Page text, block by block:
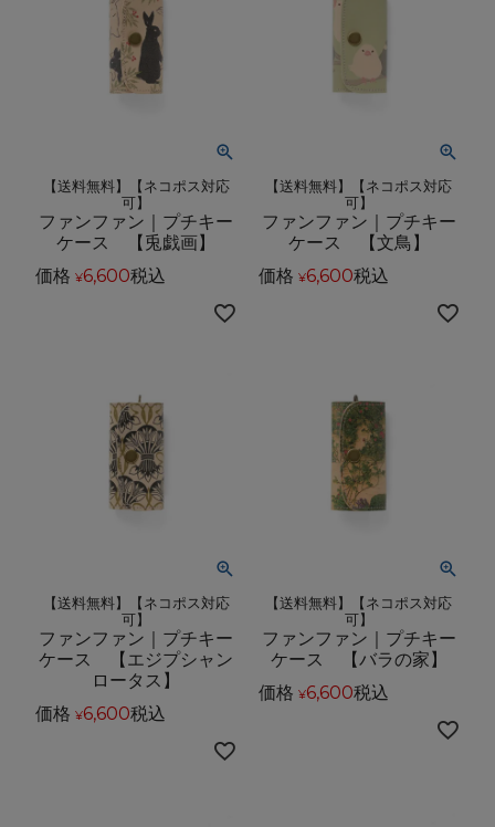
【送料無料】【ネコポス対応
可】
ファンファン｜プチキー
ケース 【兎戯画】
価格 ¥6,600税込
【送料無料】【ネコポス対応
可】
ファンファン｜プチキー
ケース 【文鳥】
価格 ¥6,600税込
【送料無料】【ネコポス対応
可】
ファンファン｜プチキー
ケース 【エジプシャン
ロータス】
価格 ¥6,600税込
【送料無料】【ネコポス対応
可】
ファンファン｜プチキー
ケース 【バラの家】
価格 ¥6,600税込